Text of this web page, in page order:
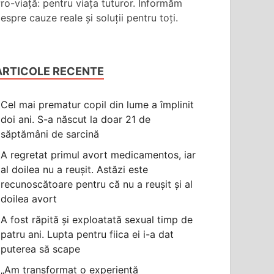
viață: pentru viața tuturor. Informăm
cauze reale și soluții pentru toți.
RECENTE
Cel mai prematur copil din lume a împlinit
doi ani. S-a născut la doar 21 de
săptămâni de sarcină
A regretat primul avort medicamentos, iar
al doilea nu a reușit. Astăzi este
recunoscătoare pentru că nu a reușit și al
doilea avort
A fost răpită și exploatată sexual timp de
patru ani. Lupta pentru fiica ei i-a dat
puterea să scape
„Am transformat o experiență